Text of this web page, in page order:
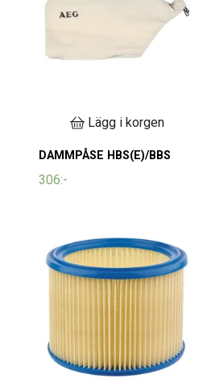
Lägg i korgen
DAMMPÅSE HBS(E)/BBS
306:-